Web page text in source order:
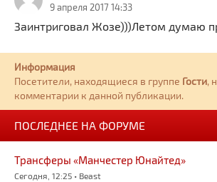
9 апреля 2017 14:33
Заинтриговал Жозе)))Летом думаю
Информация
Посетители, находящиеся в группе Гости,
комментарии к данной публикации.
ПОСЛЕДНЕЕ НА ФОРУМЕ
Трансферы «Манчестер Юнайтед»
Сегодня, 12:25 • Beast